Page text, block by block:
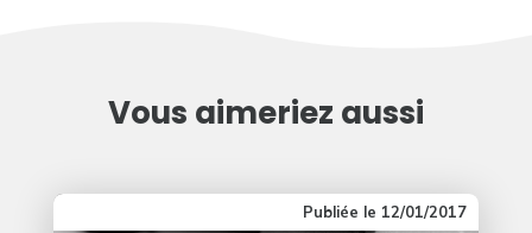
Vous aimeriez aussi
12/01/2017